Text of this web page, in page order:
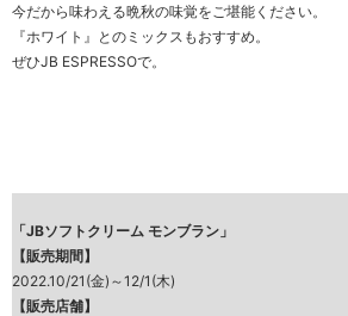
今だから味わえる晩秋の味覚をご堪能ください。
『ホワイト』とのミックスもおすすめ。
ぜひJB ESPRESSOで。
「JBソフトクリーム モンブラン」
【販売期間】
2022.10/21(金)～12/1(木)
【販売店舗】